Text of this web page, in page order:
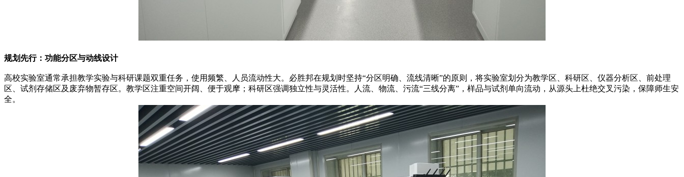
规划先行：功能分区与动线设计
高校实验室通常承担教学实验与科研课题双重任务，使用频繁、人员流动性大。必胜邦在规划时坚持“分区明确、流线清晰”的原则，将实验室划分为教学区、科研区、仪器分析区、前处理
区、试剂存储区及废弃物暂存区。教学区注重空间开阔、便于观摩；科研区强调独立性与灵活性。人流、物流、污流“三线分离”，样品与试剂单向流动，从源头上杜绝交叉污染，保障师生安
全。